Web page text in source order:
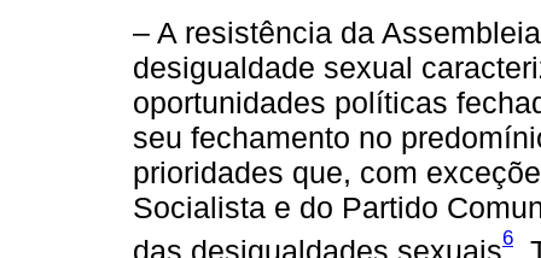
– A resistência da
desigualdade sexual
oportunidades políticas
seu fechamento no
prioridades que, com
Socialista e do Partido
das desigualdades sexuais6.